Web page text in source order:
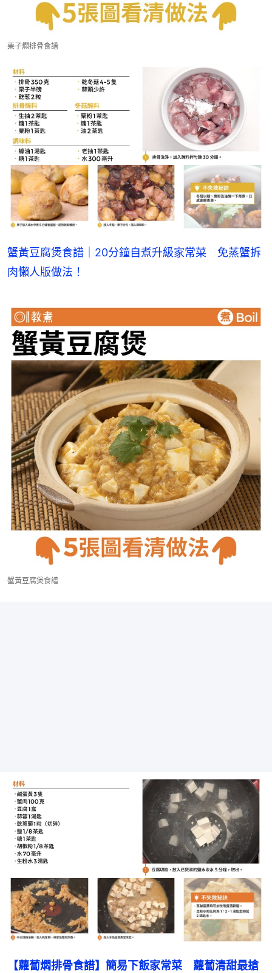
栗子燜排骨食譜
蟹黃豆腐煲食譜｜20分鐘自煮升級家常菜　免蒸蟹拆
肉懶人版做法！
蟹黃豆腐煲食譜
【蘿蔔燜排骨食譜】簡易下飯家常菜　蘿蔔清甜最搶